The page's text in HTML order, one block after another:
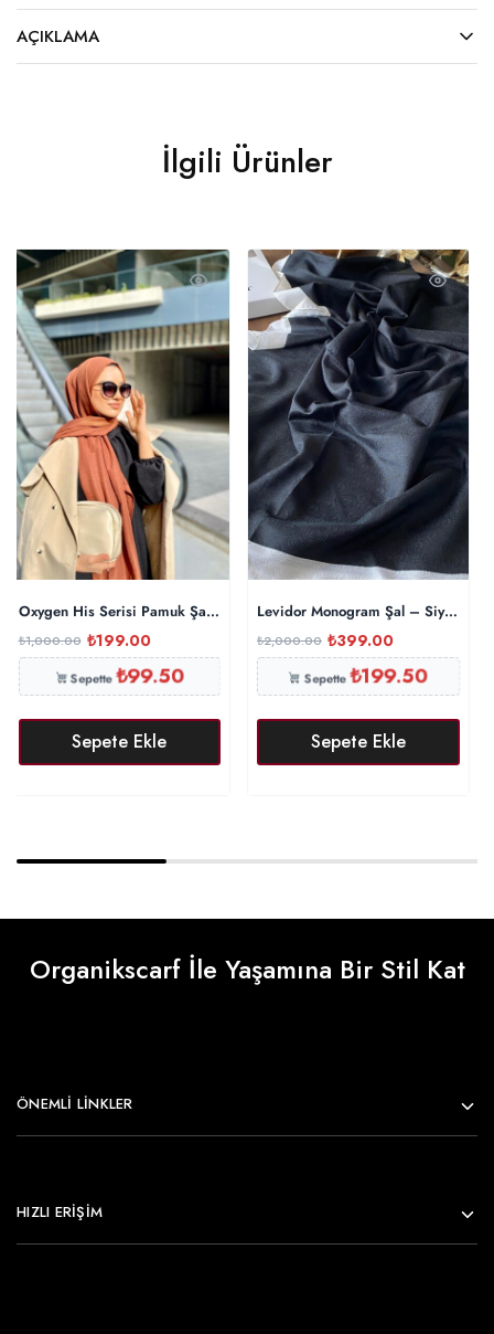
AÇIKLAMA
İlgili Ürünler
Oxygen His Serisi Pamuk Şal – Tarçın
₺1,000.00 ₺199.00
Sepette₺99.50
Sepete Ekle
Levidor Monogram Şal – Siyah
₺2,000.00 ₺399.00
Sepette₺199.50
Sepete Ekle
Organikscarf İle Yaşamına Bir Stil Kat
ÖNEMLI LINKLER
HIZLI ERİŞİM